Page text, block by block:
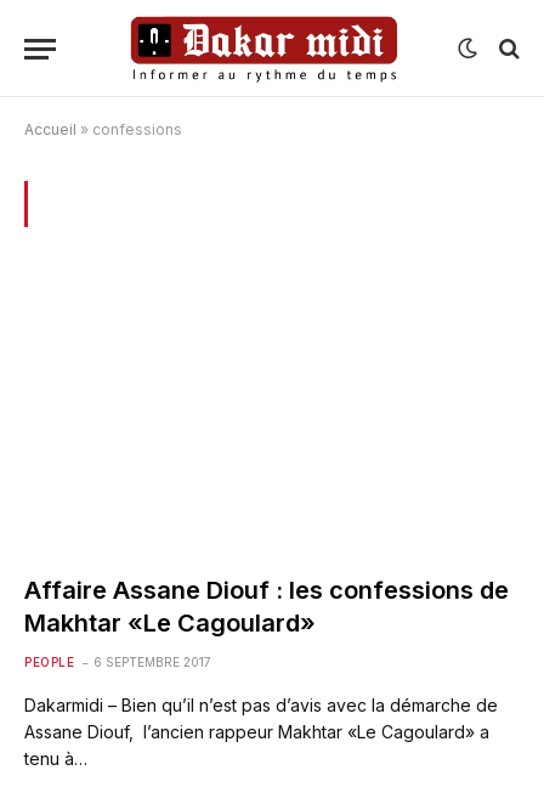
Accueil » confessions
Affaire Assane Diouf : les confessions de
Makhtar «Le Cagoulard»
PEOPLE 6 SEPTEMBRE 2017
Dakarmidi – Bien qu’il n’est pas d’avis avec la démarche de
Assane Diouf, l’ancien rappeur Makhtar «Le Cagoulard» a
tenu à…